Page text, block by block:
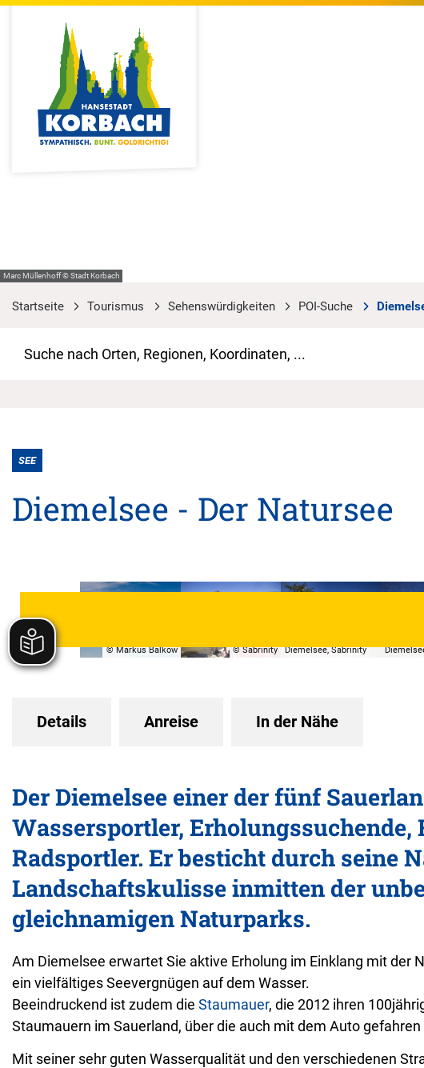
Marc Müllenhoff © Stadt Korbach
Startseite Tourismus Sehenswürdigkeiten POI-Suche
SEE
Diemelsee - Der Natursee
© Markus Balkow © Sabrinity
Diemelsee, Sabrinity
Details Anreise In der Nähe
Der Diemelsee einer der fünf
Wassersportler,
Radsportler. Er besticht durch seine
Landschaftskulisse inmitten der
gleichnamigen Naturparks.
Am Diemelsee erwartet Sie aktive Erholung im Einklang mit der
ein vielfältiges Seevergnügen auf dem Wasser.
Beeindruckend ist zudem die Staumauer, die 2012 ihren
Staumauern im Sauerland, über die auch mit dem Auto
Mit seiner sehr guten Wasserqualität und den verschiedenen